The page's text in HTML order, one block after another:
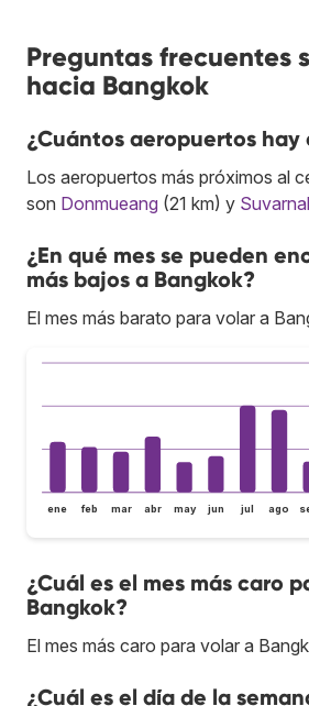
Preguntas frecuentes
hacia Bangkok
¿Cuántos aeropuertos hay
Los aeropuertos más próximos al
son Donmueang (21 km) y
¿En qué mes se pueden
más bajos a Bangkok?
El mes más barato para volar a
ene feb mar abr may jun jul ago
¿Cuál es el mes más caro
Bangkok?
El mes más caro para volar a
¿Cuál es el día de la